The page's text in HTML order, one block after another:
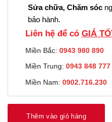
Sửa chữa, Chăm sóc
bảo hành.
Liên hệ để có GIÁ
Miền Bắc: 0943 980 890
Miền Trung: 0943 848 777
Miền Nam: 0902.716.230
Thêm vào giỏ hàng